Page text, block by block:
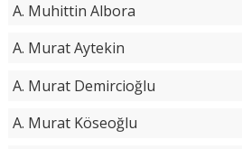
A. Muhittin Albora
A. Murat Aytekin
A. Murat Demircioğlu
A. Murat Köseoğlu